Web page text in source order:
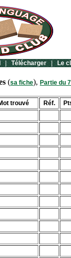
| Télécharger | Le
(sa fiche), Partie du
trouvé Réf.